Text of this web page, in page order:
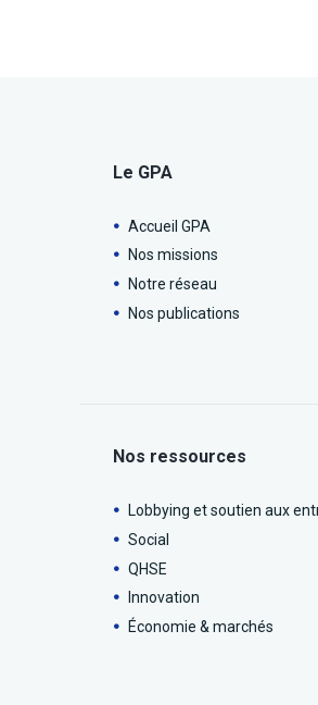
Le GPA
Accueil GPA
Nos missions
Notre réseau
Nos publications
Nos ressources
Lobbying et soutien aux
Social
QHSE
Innovation
Économie & marchés